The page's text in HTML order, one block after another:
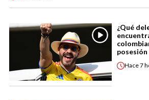
¿Qué
posesión
Hace7